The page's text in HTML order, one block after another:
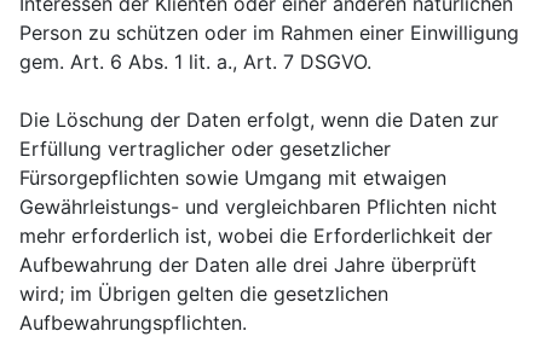
Person zu schützen oder im Rahmen einer Einwilligung
gem. Art. 6 Abs. 1 lit. a., Art. 7 DSGVO.
Die Löschung der Daten erfolgt, wenn die Daten zur
Erfüllung vertraglicher oder gesetzlicher
Fürsorgepflichten sowie Umgang mit etwaigen
Gewährleistungs- und vergleichbaren Pflichten nicht
mehr erforderlich ist, wobei die Erforderlichkeit der
Aufbewahrung der Daten alle drei Jahre überprüft
wird; im Übrigen gelten die gesetzlichen
Aufbewahrungspflichten.